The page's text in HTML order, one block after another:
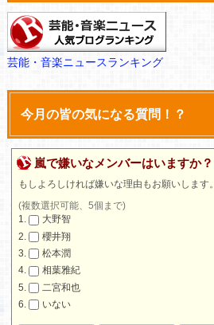
芸能・音楽ニュースランキング
今月の皆の気になる質問！？
嵐で嫌いなメンバーはいますか？
もしよろしければ嫌いな理由もお願いします。
(複数選択可能、5個まで)
大野智
櫻井翔
松本潤
相葉雅紀
二宮和也
いない